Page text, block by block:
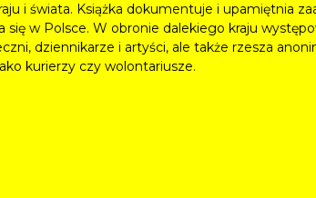
i świata. Książka dokumentuje i upamiętnia
się w Polsce. W obronie dalekiego kraju
dziennikarze i artyści, ale także rzesza
kurierzy czy wolontariusze.